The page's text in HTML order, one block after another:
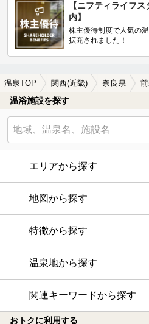
【ニフティライフ
内】
株主優待制度で人気の
拡充されました！
温泉TOP 関西(近畿) 奈良県
温浴施設を探す
エリアから探す
地図から探す
特徴から探す
温泉地から探す
関連キーワードから探す
おトクに利用する